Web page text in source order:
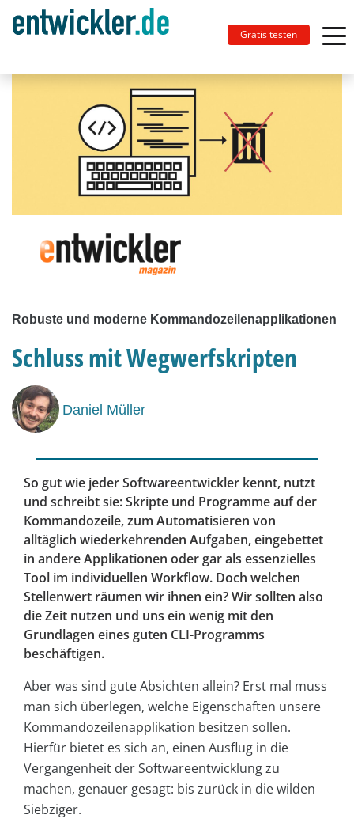
Gratis testen
Robuste und moderne Kommandozeilenapplikationen
Schluss mit Wegwerfskripten
Daniel Müller
So gut wie jeder Softwareentwickler kennt, nutzt
und schreibt sie: Skripte und Programme auf der
Kommandozeile, zum Automatisieren von
alltäglich wiederkehrenden Aufgaben, eingebettet
in andere Applikationen oder gar als essenzielles
Tool im individuellen Workflow. Doch welchen
Stellenwert räumen wir ihnen ein? Wir sollten also
die Zeit nutzen und uns ein wenig mit den
Grundlagen eines guten CLI-Programms
beschäftigen.
Aber was sind gute Absichten allein? Erst mal muss
man sich überlegen, welche Eigenschaften unsere
Kommandozeilenapplikation besitzen sollen.
Hierfür bietet es sich an, einen Ausflug in die
Vergangenheit der Softwareentwicklung zu
machen, genauer gesagt: bis zurück in die wilden
Siebziger.